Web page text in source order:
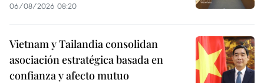
06/08/2026 08:20
Vietnam y Tailandia consolidan
asociación estratégica basada en
confianza y afecto mutuo